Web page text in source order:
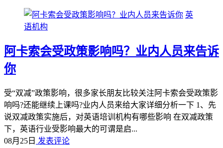
英
语机构
阿卡索会受政策影响吗？业内人员来告诉
你
受“双减”政策影响，很多家长朋友比较关注阿卡索会受政策影
响吗?还能继续上课吗?业内人员来给大家详细分析一下 1、先
说双减政策实施后，对英语培训机构有哪些影响 在双减政策
下，英语行业受影响最大的可谓是启...
08月25日 发表评论